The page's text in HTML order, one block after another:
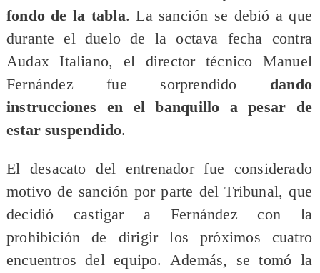
fondo de la tabla. La sanción se debió a que
durante el duelo de la octava fecha contra
Audax Italiano, el director técnico Manuel
Fernández fue sorprendido dando
instrucciones en el banquillo a pesar de
estar suspendido.
El desacato del entrenador fue considerado
motivo de sanción por parte del Tribunal, que
decidió castigar a Fernández con la
prohibición de dirigir los próximos cuatro
encuentros del equipo. Además, se tomó la